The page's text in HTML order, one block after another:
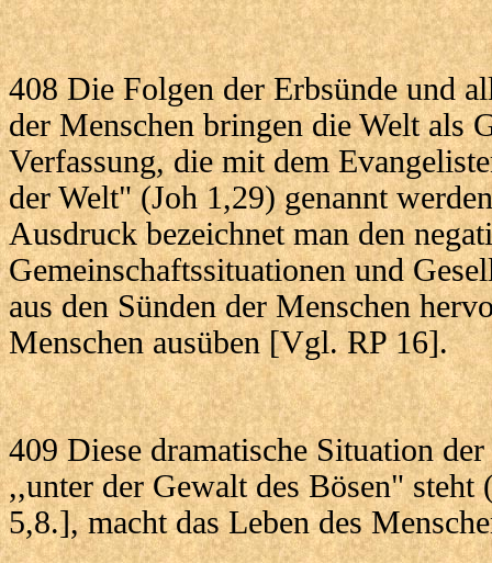
408 Die Folgen der Erbsünde und
der Menschen bringen die Welt als
Verfassung, die mit dem
der Welt" (Joh 1,29) genannt
Ausdruck bezeichnet man den
Gemeinschaftssituationen und
aus den Sünden der Menschen
Menschen ausüben [Vgl. RP 16].
409 Diese dramatische Situation
,,unter der Gewalt des Bösen"
5,8.], macht das Leben des